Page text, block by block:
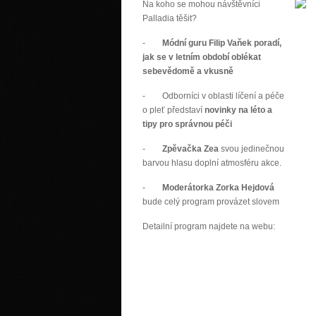
Na koho se mohou návštěvníci
Palladia těšit?
- Módní guru Filip Vaňek poradí,
jak se v letním období oblékat
sebevědomě a vkusně
- Odborníci v oblasti líčení a péče
o pleť představí novinky na léto a
tipy pro správnou péči
- Zpěvačka Zea svou jedinečnou
barvou hlasu doplní atmosféru akce.
- Moderátorka Zorka Hejdová
bude celý program provázet slovem
Detailní program najdete na webu: